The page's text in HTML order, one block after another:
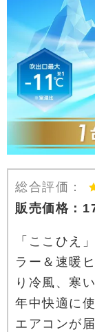
総合評価：
販売価格：
「ここひえ
ラー＆速暖
り冷風、寒
年中快適に
エアコンが